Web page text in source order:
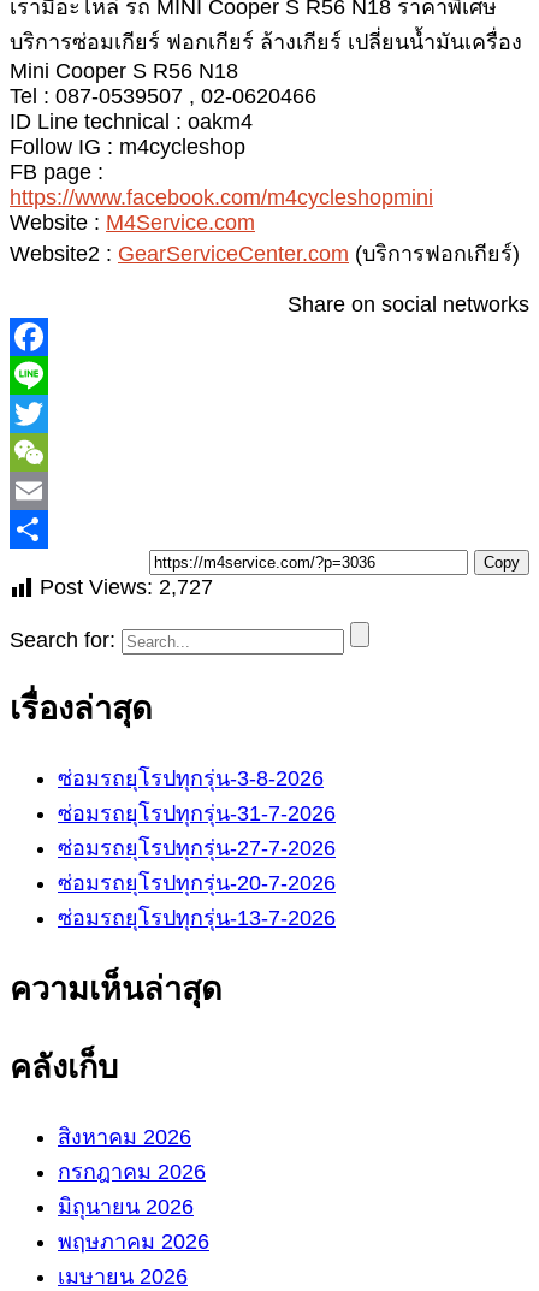
เรามีอะไหล่ รถ MINI Cooper S R56 N18 ราคาพิเศษ
บริการซ่อมเกียร์ ฟอกเกียร์ ล้างเกียร์ เปลี่ยนน้ำมันเครื่อง
Mini Cooper S R56 N18
Tel : 087-0539507 , 02-0620466
ID Line technical : oakm4
Follow IG : m4cycleshop
FB page :
https://www.facebook.com/m4cycleshopmini
Website : M4Service.com
Website2 : GearServiceCenter.com (บริการฟอกเกียร์)
Share on social networks
Copy
Post Views: 2,727
Search for:
เรื่องล่าสุด
ซ่อมรถยุโรปทุกรุ่น-3-8-2026
ซ่อมรถยุโรปทุกรุ่น-31-7-2026
ซ่อมรถยุโรปทุกรุ่น-27-7-2026
ซ่อมรถยุโรปทุกรุ่น-20-7-2026
ซ่อมรถยุโรปทุกรุ่น-13-7-2026
ความเห็นล่าสุด
คลังเก็บ
สิงหาคม 2026
กรกฎาคม 2026
มิถุนายน 2026
พฤษภาคม 2026
เมษายน 2026